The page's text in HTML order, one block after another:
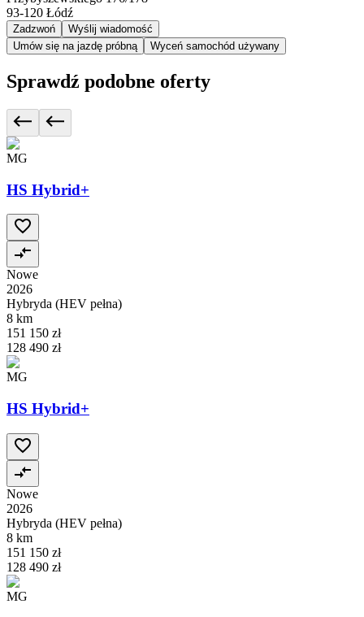
93-120 Łódź
Zadzwoń
Wyślij wiadomość
Umów się na jazdę próbną
Wyceń samochód używany
Sprawdź podobne oferty
MG
HS Hybrid+
Nowe
2026
Hybryda (HEV pełna)
8 km
151 150 zł
128 490 zł
MG
HS Hybrid+
Nowe
2026
Hybryda (HEV pełna)
8 km
151 150 zł
128 490 zł
MG